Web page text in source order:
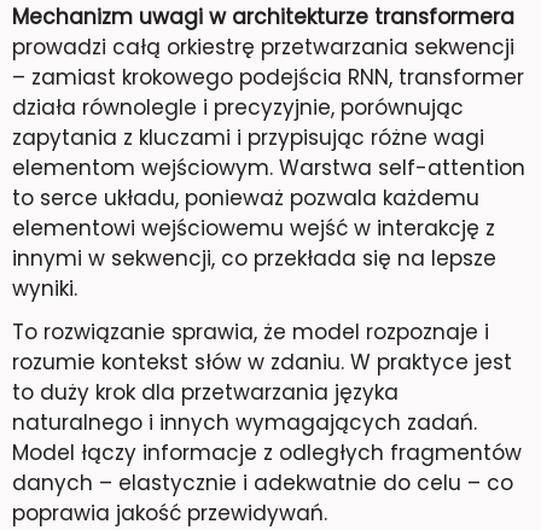
Mechanizm uwagi w architekturze transformera
prowadzi całą orkiestrę przetwarzania sekwencji
– zamiast krokowego podejścia RNN, transformer
działa równolegle i precyzyjnie, porównując
zapytania z kluczami i przypisując różne wagi
elementom wejściowym. Warstwa self-attention
to serce układu, ponieważ pozwala każdemu
elementowi wejściowemu wejść w interakcję z
innymi w sekwencji, co przekłada się na lepsze
wyniki.
To rozwiązanie sprawia, że model rozpoznaje i
rozumie kontekst słów w zdaniu. W praktyce jest
to duży krok dla przetwarzania języka
naturalnego i innych wymagających zadań.
Model łączy informacje z odległych fragmentów
danych – elastycznie i adekwatnie do celu – co
poprawia jakość przewidywań.